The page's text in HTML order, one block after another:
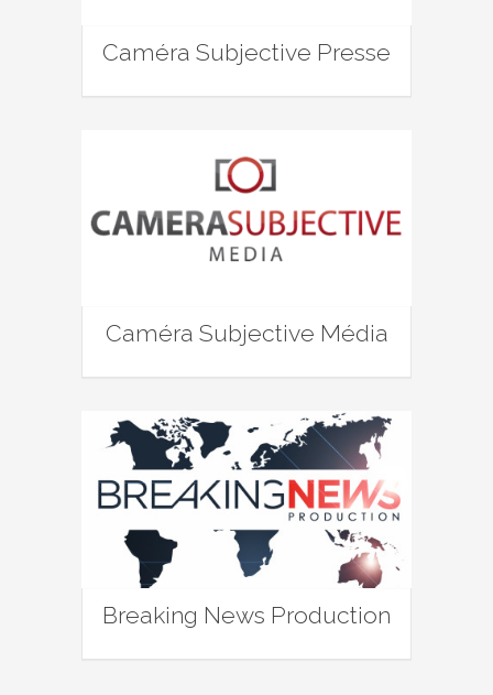
Caméra Subjective Presse
Caméra Subjective Média
Breaking News Production